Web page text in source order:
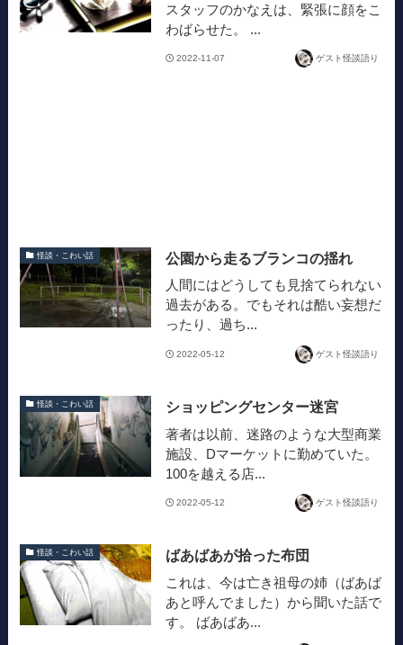
スタッフのかなえは、緊張に顔をこ
わばらせた。 ...
2022-11-07 ゲスト怪談語り
怪談・こわい話 公園から走るブランコの揺れ
人間にはどうしても見捨てられない
過去がある。でもそれは酷い妄想だ
ったり、過ち...
2022-05-12 ゲスト怪談語り
怪談・こわい話 ショッピングセンター迷宮
著者は以前、迷路のような大型商業
施設、Dマーケットに勤めていた。
100を越える店...
2022-05-12 ゲスト怪談語り
怪談・こわい話 ばあばあが拾った布団
これは、今は亡き祖母の姉（ばあば
あと呼んでました）から聞いた話で
す。 ばあばあ...